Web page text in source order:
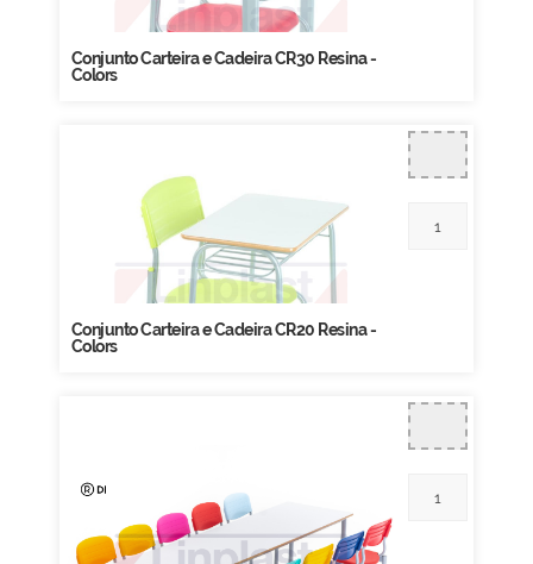
Conjunto Carteira e Cadeira CR30 Resina -
Colors
Conjunto Carteira e Cadeira CR20 Resina -
Colors